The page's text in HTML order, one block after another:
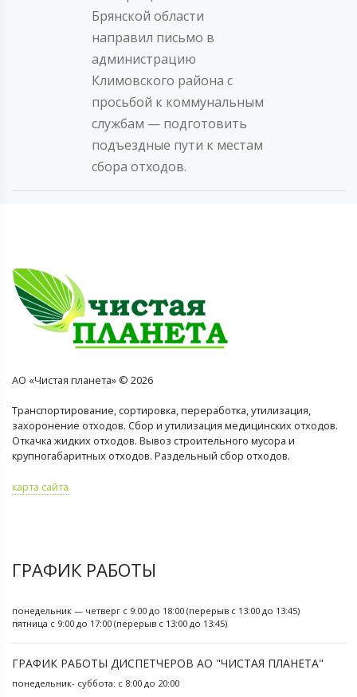
Брянской области
направил письмо в
администрацию
Климовского района с
просьбой к коммунальным
службам — подготовить
подъездные пути к местам
сбора отходов.
АО «Чистая планета» © 2026
Транспортирование, сортировка, переработка, утилизация,
захоронение отходов. Сбор и утилизация медицинских отходов.
Откачка жидких отходов. Вывоз строительного мусора и
крупногабаритных отходов. Раздельный сбор отходов.
карта сайта
ГРАФИК РАБОТЫ
понедельник — четверг с 9:00 до 18:00 (перерыв с 13:00 до 13:45)
пятница с 9:00 до 17:00 (перерыв с 13:00 до 13:45)
ГРАФИК РАБОТЫ ДИСПЕТЧЕРОВ АО "ЧИСТАЯ ПЛАНЕТА"
понедельник- суббота: с 8:00 до 20:00